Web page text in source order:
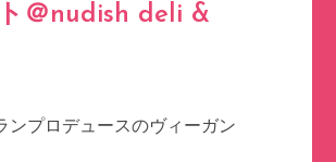
＠nudish deli &
ンプロデュースのヴィーガン